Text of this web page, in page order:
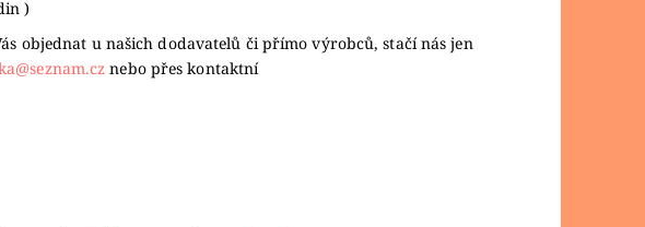
)
objednat u našich dodavatelů či přímo výrobců, stačí nás jen
nebo přes kontaktní